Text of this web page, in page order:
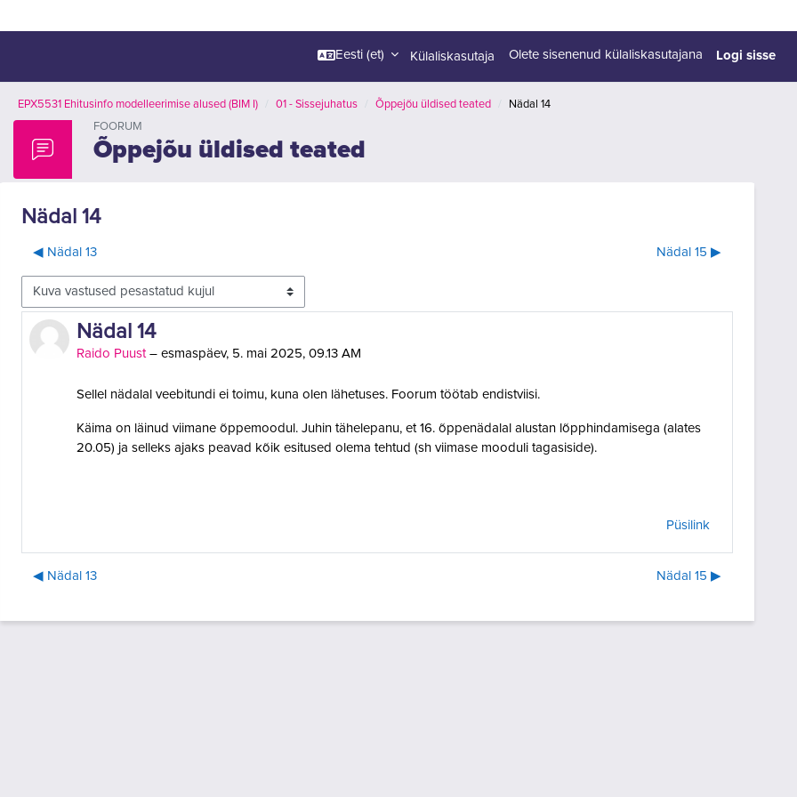
Eesti ‎(et)‎ Külaliskasutaja Olete sisenenud külaliskasutajana Logi sisse
EPX5531 Ehitusinfo modelleerimise alused (BIM I) 01 - Sissejuhatus Õppejõu üldised teated
Nädal 14
FOORUM
Õppejõu üldised teated
Nädal 14
◀︎ Nädal 13 Nädal 15 ▶︎
Kuvamisrežiim
Nädal 14
Raido Puust– esmaspäev, 5. mai 2025, 09.13 AM
Vastuste arv 0
Sellel nädalal veebitundi ei toimu, kuna olen lähetuses. Foorum töötab endistviisi.
Käima on läinud viimane õppemoodul. Juhin tähelepanu, et 16. õppenädalal alustan lõpphindamisega (alates
20.05) ja selleks ajaks peavad kõik esitused olema tehtud (sh viimase mooduli tagasiside).
Püsilink
◀︎ Nädal 13 Nädal 15 ▶︎